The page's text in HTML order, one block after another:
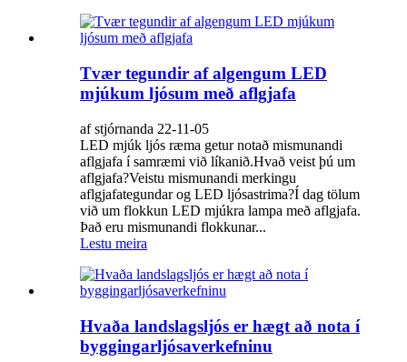
Tvær tegundir af algengum LED
mjúkum ljósum með aflgjafa
af stjórnanda 22-11-05
LED mjúk ljós ræma getur notað mismunandi
aflgjafa í samræmi við líkanið.Hvað veist þú um
aflgjafa?Veistu mismunandi merkingu
aflgjafategundar og LED ljósastrima?Í dag tölum
við um flokkun LED mjúkra lampa með aflgjafa.
Það eru mismunandi flokkunar...
Lestu meira
Hvaða landslagsljós er hægt að nota í
byggingarljósaverkefninu